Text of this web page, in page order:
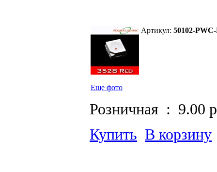
Еще фото
Артикул: 50102-
Розничная : 9.00
Купить В корзину